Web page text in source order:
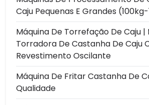
Caju Pequenas E Grandes
Máquina De Torrefação De Caju |
Torradora De Castanha De Caju
Revestimento Oscilante
Máquina De Fritar Castanha De
Qualidade